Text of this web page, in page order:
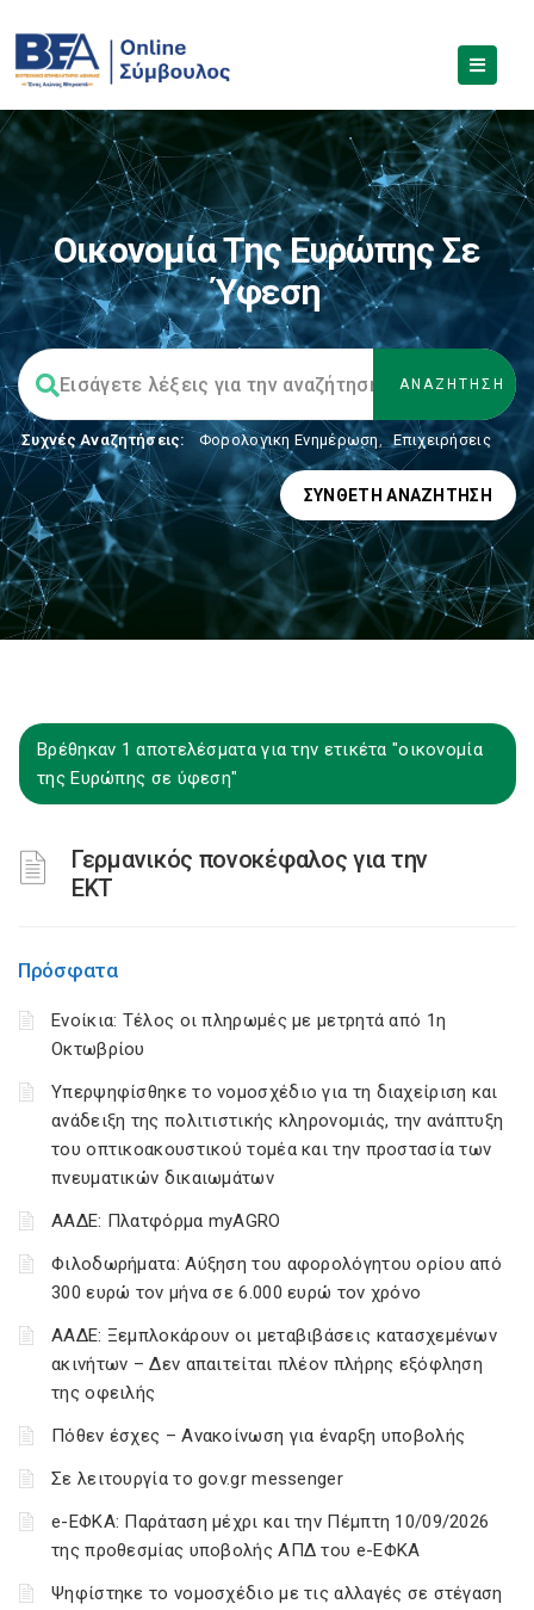
Οικονομία Της Ευρώπης Σε
Ύφεση
Συχνές Αναζητήσεις: Φορολογικη Ενημέρωση, Επιχειρήσεις
ΣΎΝΘΕΤΗ ΑΝΑΖΉΤΗΣΗ
Βρέθηκαν 1 αποτελέσματα για την ετικέτα "οικονομία
της Ευρώπης σε ύφεση"
Γερμανικός πονοκέφαλος για την
ΕΚΤ
Πρόσφατα
Ενοίκια: Τέλος οι πληρωμές με μετρητά από 1η
Οκτωβρίου
Υπερψηφίσθηκε το νομοσχέδιο για τη διαχείριση και
ανάδειξη της πολιτιστικής κληρονομιάς, την ανάπτυξη
του οπτικοακουστικού τομέα και την προστασία των
πνευματικών δικαιωμάτων
ΑΑΔΕ: Πλατφόρμα myAGRO
Φιλοδωρήματα: Αύξηση του αφορολόγητου ορίου από
300 ευρώ τον μήνα σε 6.000 ευρώ τον χρόνο
ΑΑΔΕ: Ξεμπλοκάρουν οι μεταβιβάσεις κατασχεμένων
ακινήτων – Δεν απαιτείται πλέον πλήρης εξόφληση
της οφειλής
Πόθεν έσχες – Ανακοίνωση για έναρξη υποβολής
Σε λειτουργία το gov.gr messenger
e-ΕΦΚΑ: Παράταση μέχρι και την Πέμπτη 10/09/2026
της προθεσμίας υποβολής ΑΠΔ του e-ΕΦΚΑ
Ψηφίστηκε το νομοσχέδιο με τις αλλαγές σε στέγαση